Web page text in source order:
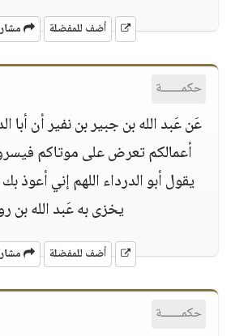
أضف للمفضلة
حكمــــــة
عَن عَبد الله بن جبير بن نفير أن أبا
أعمالكم تعرض على موتاكم
يقول أبو الدرداء اللهم إني أعوذ
يخزى به عَبد الله بن
أضف للمفضلة
حكمــــــة